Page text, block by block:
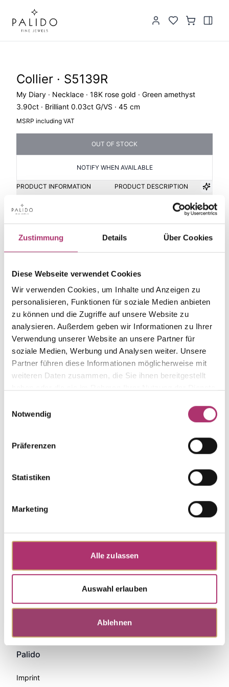
Zustimmung Details Über Cookies
Diese Webseite verwendet Cookies
Wir verwenden Cookies, um Inhalte und Anzeigen zu
personalisieren, Funktionen für soziale Medien anbieten
zu können und die Zugriffe auf unsere Website zu
analysieren. Außerdem geben wir Informationen zu Ihrer
Verwendung unserer Website an unsere Partner für
soziale Medien, Werbung und Analysen weiter. Unsere
Partner führen diese Informationen möglicherweise mit
weiteren Daten zusammen, die Sie ihnen bereitgestellt
Notwendig
Präferenzen
Statistiken
Marketing
Alle zulassen
Auswahl erlauben
Ablehnen
Collier · S5139R
My Diary · Necklace · 18K rose gold · Green amethyst
3.90ct · Brilliant 0.03ct G/VS · 45 cm
MSRP including VAT
OUT OF STOCK
NOTIFY WHEN AVAILABLE
PRODUCT INFORMATION PRODUCT DESCRIPTION
EAN
9010595757907
Alternative
-
Metal Fineness
750
Metal Color
red gold
Length
45 cm
green
Gem Type
Colored stone
Gem
amethy. green
Width
Palido
Imprint